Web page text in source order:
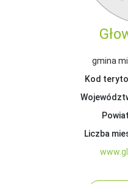
gmina
Kod
Liczba